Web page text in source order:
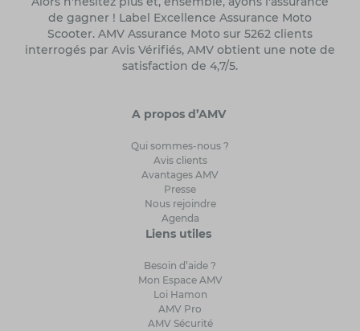
de gagner ! Label Excellence Assurance Moto
Scooter. AMV Assurance Moto sur 5262 clients
interrogés par Avis Vérifiés, AMV obtient une note de
satisfaction de 4,7/5.
A propos d’AMV
Qui sommes-nous ?
Avis clients
Avantages AMV
Presse
Nous rejoindre
Agenda
Liens utiles
Besoin d’aide ?
Mon Espace AMV
Loi Hamon
AMV Pro
AMV Sécurité